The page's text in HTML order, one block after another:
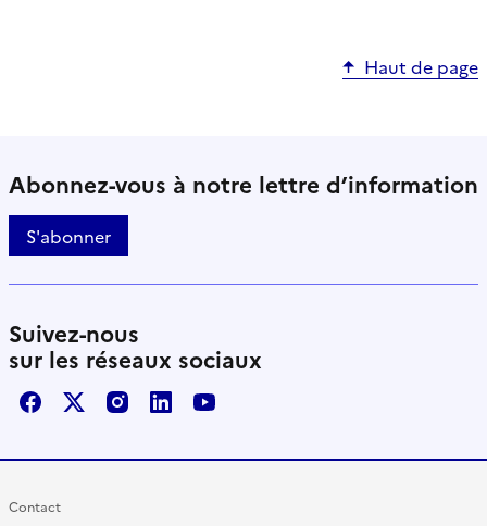
Haut de page
Abonnez-vous à notre lettre d’information
S'abonner
Suivez-nous
sur les réseaux sociaux
FacebookX / TwitterInstagram
LinkedInYoutube
Contact